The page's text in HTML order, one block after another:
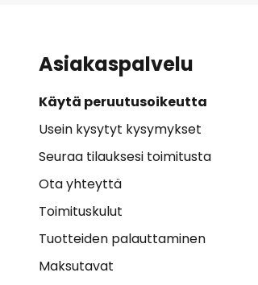
Asiakaspalvelu
Käytä peruutusoikeutta
Usein kysytyt kysymykset
Seuraa tilauksesi toimitusta
Ota yhteyttä
Toimituskulut
Tuotteiden palauttaminen
Maksutavat